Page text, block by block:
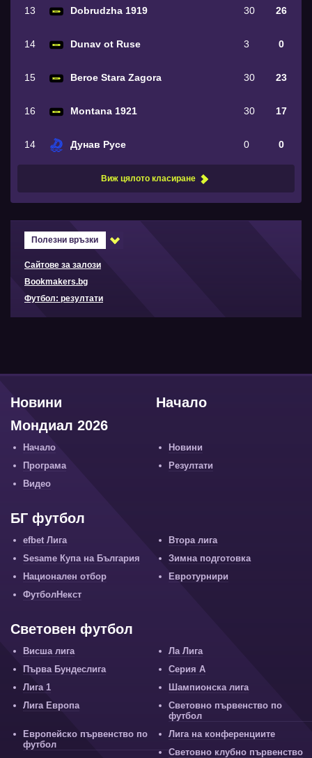
13 Dobrudzha 1919 30 26
14 Dunav ot Ruse 3 0
15 Beroe Stara Zagora 30 23
16 Montana 1921 30 17
14 Дунав Русе 0 0
Виж цялото класиране
Полезни връзки
Сайтове за залози
Bookmakers.bg
Футбол: резултати
Начало
Новини
Мондиал 2026
Начало
Новини
Програма
Резултати
Видео
БГ футбол
efbet Лига
Втора лига
Sesame Купа на България
Зимна подготовка
Национален отбор
Евротурнири
ФутболНекст
Световен футбол
Висша лига
Ла Лига
Първа Бундеслига
Серия А
Лига 1
Шампионска лига
Лига Европа
Световно първенство по
футбол
Европейско първенство по
футбол
Лига на конференциите
Световно клубно първенство